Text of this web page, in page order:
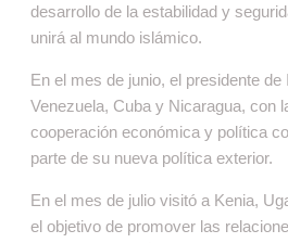
desarrollo de la estabilidad y
unirá al mundo islámico.
En el mes de junio, el presidente
Venezuela, Cuba y Nicaragua, con
cooperación económica y política
parte de su nueva política exterior.
En el mes de julio visitó a Kenia,
el objetivo de promover las